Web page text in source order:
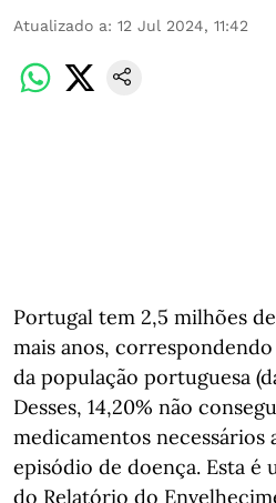
Atualizado a: 12 Jul 2024, 11:42
Portugal tem 2,5 milhões
mais anos,
da população portuguesa
Desses, 14,20% não
medicamentos necessários
episódio de doença. Esta é
do Relatório do